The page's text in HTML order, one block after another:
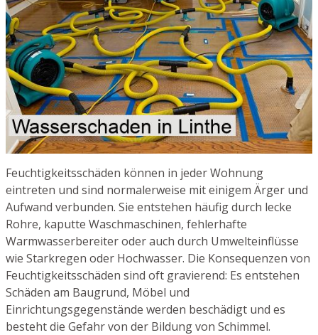
Feuchtigkeitsschäden können in jeder Wohnung
eintreten und sind normalerweise mit einigem Ärger und
Aufwand verbunden. Sie entstehen häufig durch lecke
Rohre, kaputte Waschmaschinen, fehlerhafte
Warmwasserbereiter oder auch durch Umwelteinflüsse
wie Starkregen oder Hochwasser. Die Konsequenzen von
Feuchtigkeitsschäden sind oft gravierend: Es entstehen
Schäden am Baugrund, Möbel und
Einrichtungsgegenstände werden beschädigt und es
besteht die Gefahr von der Bildung von Schimmel.